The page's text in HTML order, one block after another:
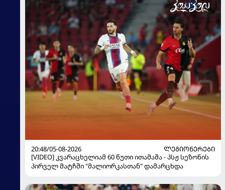
20:48/05-08-2026
ᲚᲔᲒᲘᲝᲜᲔᲠᲔᲑᲘ
[VIDEO] კვარაცხელიამ 60 წუთი ითამაშა - პსჟ სეზონის
პირველ მატჩში "მალიორკასთან" დამარცხდა